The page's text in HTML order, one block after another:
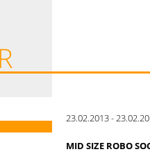
23.02.2013 -
MID SIZE ROBO